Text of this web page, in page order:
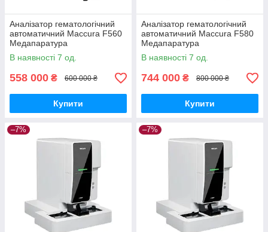
Аналізатор гематологічний
автоматичний Maccura F560
Медапаратура
В наявності 7 од.
558 000 ₴ 600 000 ₴
Купити
Аналізатор гематологічний
автоматичний Maccura F580
Медапаратура
В наявності 7 од.
744 000 ₴ 800 000 ₴
Купити
–7% –7%